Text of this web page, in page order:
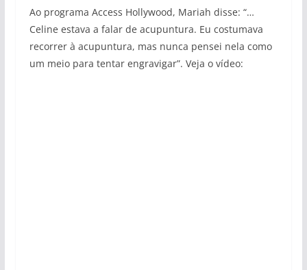
Ao programa Access Hollywood, Mariah disse: “…
Celine estava a falar de acupuntura. Eu costumava
recorrer à acupuntura, mas nunca pensei nela como
um meio para tentar engravigar”. Veja o vídeo: